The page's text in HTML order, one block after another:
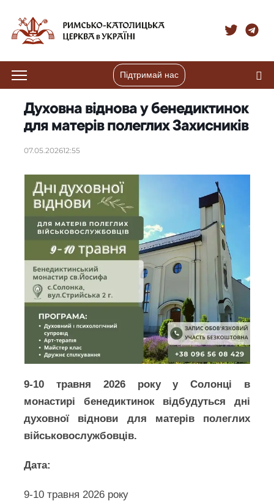
Підтримай нас
Духовна віднова у бенедиктинок
для матерів полеглих Захисників
07.05.202612:55
9-10 травня 2026 року у Солонці в
монастирі бенедиктинок відбудуться дні
духовної віднови для матерів полеглих
військовослужбовців.
Дата:
9-10 травня 2026 року